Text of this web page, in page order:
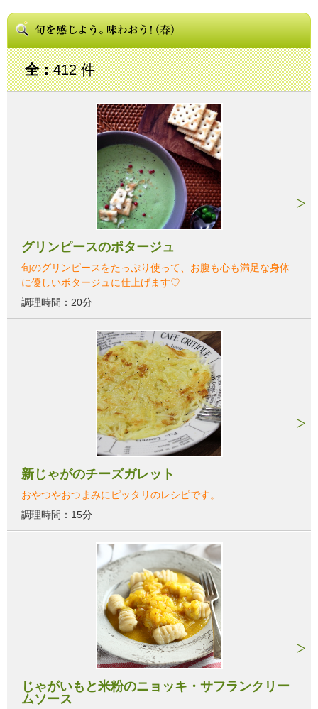
全：412 件
グリンピースのポタージュ
旬のグリンピースをたっぷり使って、お腹も心も満足な身体
に優しいポタージュに仕上げます♡
調理時間：20分
新じゃがのチーズガレット
おやつやおつまみにピッタリのレシピです。
調理時間：15分
じゃがいもと米粉のニョッキ・サフランクリー
ムソース